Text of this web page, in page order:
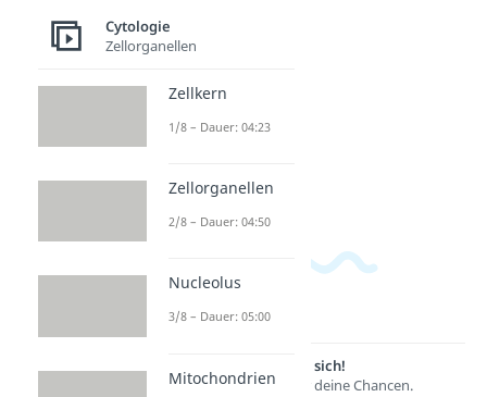
Lernen lohnt sich!
Entdecke hier deine Chancen.
Cytologie
Zellorganellen
Zellkern
1/8 – Dauer: 04:23
Zellorganellen
2/8 – Dauer: 04:50
Nucleolus
3/8 – Dauer: 05:00
Mitochondrien